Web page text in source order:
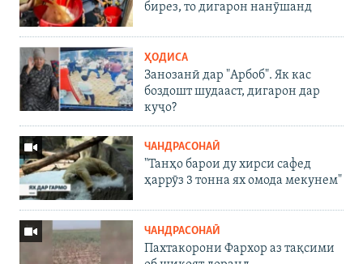
бирез, то дигарон нанӯшанд
ҲОДИСА
Занозанӣ дар "Арбоб". Як кас
боздошт шудааст, дигарон дар
куҷо?
ЧАНДРАСОНАӢ
"Танҳо барои ду хирси сафед
ҳаррӯз 3 тонна ях омода мекунем"
ЧАНДРАСОНАӢ
Пахтакорони Фархор аз тақсими